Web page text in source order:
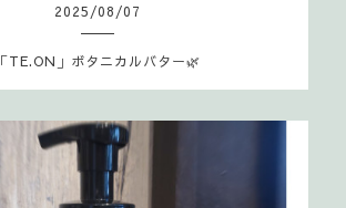
2025/08/07
「TE.ON」ボタニカルバター🌿